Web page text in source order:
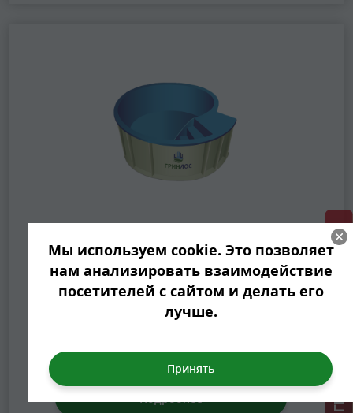
Купели
Купели для водных, оздоровительных и
расслабляющих процедур. Оснащаем
купели дополнительными системами —
гидромассажным оборудованием,
скамейками.
ГРИНЛОС + скидка = 1 мин!
Мы используем cookie. Это позволяет
нам анализировать взаимодействие
посетителей с сайтом и делать его
лучше.